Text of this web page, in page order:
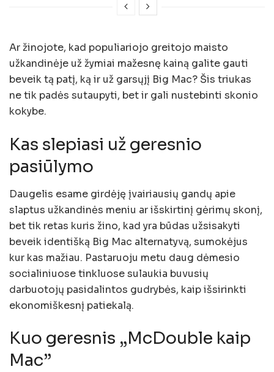
Ar žinojote, kad populiariojo greitojo maisto
užkandinėje už žymiai mažesnę kainą galite gauti
beveik tą patį, ką ir už garsųjį Big Mac? Šis triukas
ne tik padės sutaupyti, bet ir gali nustebinti skonio
kokybe.
Kas slepiasi už geresnio
pasiūlymo
Daugelis esame girdėję įvairiausių gandų apie
slaptus užkandinės meniu ar išskirtinį gėrimų skonį,
bet tik retas kuris žino, kad yra būdas užsisakyti
beveik identišką Big Mac alternatyvą, sumokėjus
kur kas mažiau. Pastaruoju metu daug dėmesio
socialiniuose tinkluose sulaukia buvusių
darbuotojų pasidalintos gudrybės, kaip išsirinkti
ekonomiškesnį patiekalą.
Kuo geresnis „McDouble kaip
Mac”